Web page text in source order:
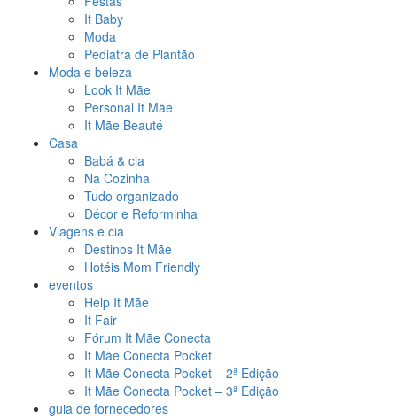
It Baby
Moda
Pediatra de Plantão
Moda e beleza
Look It Mãe
Personal It Mãe
It Mãe Beauté
Casa
Babá & cia
Na Cozinha
Tudo organizado
Décor e Reforminha
Viagens e cia
Destinos It Mãe
Hotéis Mom Friendly
eventos
Help It Mãe
It Fair
Fórum It Mãe Conecta
It Mãe Conecta Pocket
It Mãe Conecta Pocket – 2ª Edição
It Mãe Conecta Pocket – 3ª Edição
guia de fornecedores